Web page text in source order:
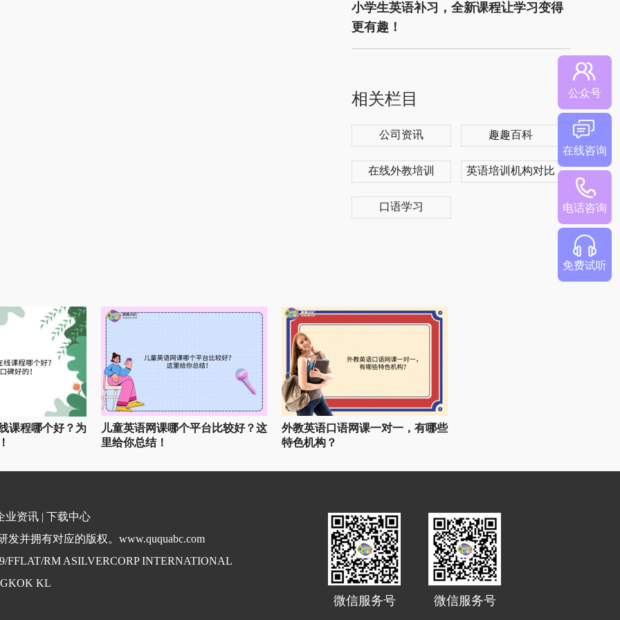
小学生英语补习，全新课程让学习变得
更有趣！
相关栏目
公司资讯 趣趣百科
在线外教培训 英语培训机构对比
口语学习
课程哪个好？为
儿童英语网课哪个平台比较好？这
里给你总结！
外教英语口语网课一对一，有哪些
特色机构？
业资讯 | 下载中心
并拥有对应的版权。www.ququabc.com
FFLAT/RM ASILVERCORP INTERNATIONAL
KL
微信服务号 微信服务号
公众号
在线咨询
电话咨询
免费试听